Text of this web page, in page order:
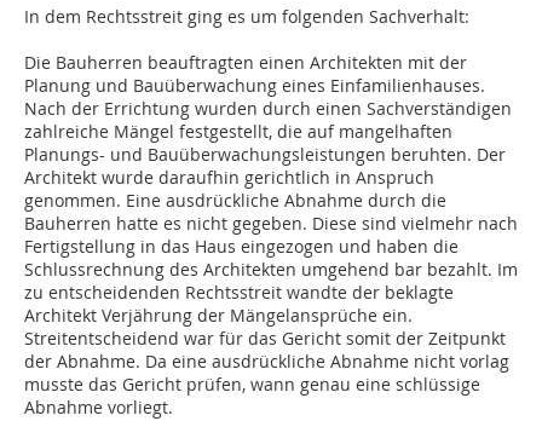
In dem Rechtsstreit ging es um folgenden Sachverhalt:
Die Bauherren beauftragten einen Architekten mit der
Planung und Bauüberwachung eines Einfamilienhauses.
Nach der Errichtung wurden durch einen Sachverständigen
zahlreiche Mängel festgestellt, die auf mangelhaften
Planungs- und Bauüberwachungsleistungen beruhten. Der
Architekt wurde daraufhin gerichtlich in Anspruch
genommen. Eine ausdrückliche Abnahme durch die
Bauherren hatte es nicht gegeben. Diese sind vielmehr nach
Fertigstellung in das Haus eingezogen und haben die
Schlussrechnung des Architekten umgehend bar bezahlt. Im
zu entscheidenden Rechtsstreit wandte der beklagte
Architekt Verjährung der Mängelansprüche ein.
Streitentscheidend war für das Gericht somit der Zeitpunkt
der Abnahme. Da eine ausdrückliche Abnahme nicht vorlag
musste das Gericht prüfen, wann genau eine schlüssige
Abnahme vorliegt.